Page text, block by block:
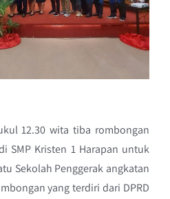
12.30 wita tiba rombongan
SMP Kristen 1 Harapan untuk
Sekolah Penggerak angkatan
yang terdiri dari DPRD